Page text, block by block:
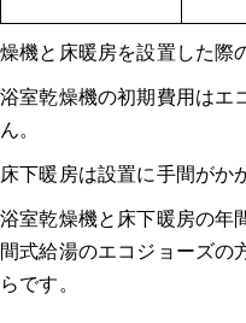
燥機と床暖房を設置した際
浴室乾燥機の初期費用はエ
ん。
床下暖房は設置に手間がか
浴室乾燥機と床下暖房の年
間式給湯のエコジョーズの
らです。